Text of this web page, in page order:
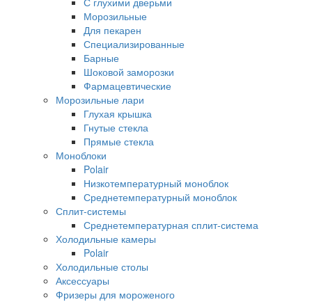
Морозильные
Для пекарен
Специализированные
Барные
Шоковой заморозки
Фармацевтические
Морозильные лари
Глухая крышка
Гнутые стекла
Прямые стекла
Моноблоки
Polair
Низкотемпературный моноблок
Среднетемпературный моноблок
Сплит-системы
Среднетемпературная сплит-система
Холодильные камеры
Polair
Холодильные столы
Аксессуары
Фризеры для мороженого